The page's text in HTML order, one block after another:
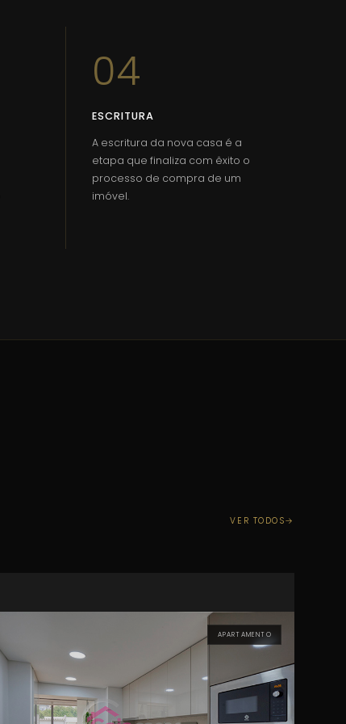
04
ESCRITURA
A escritura da nova casa é a
etapa que finaliza com êxito o
processo de compra de um
imóvel.
VER TODOS
APARTAMENTO